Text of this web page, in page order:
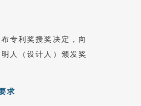
专利奖授奖决定，向
人（设计人）颁发奖
求